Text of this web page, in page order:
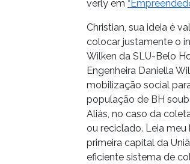
verly em
Christian, sua ideia é
colocar justamente o
Wilken da SLU-Belo
Engenheira Daniella
mobilização social
população de BH
Aliás, no caso da
ou reciclado. Leia
primeira capital da
eficiente sistema de